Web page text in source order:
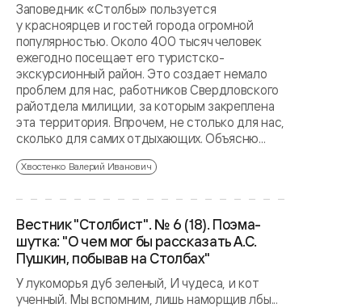
Заповедник «Столбы» пользуется
у красноярцев и гостей города огромной
популярностью. Около 400 тысяч человек
ежегодно посещает его туристско-
экскурсионный район. Это создает немало
проблем для нас, работников Свердловского
райотдела милиции, за которым закреплена
эта территория. Впрочем, не столько для нас,
сколько для самих отдыхающих. Объясню...
Хвостенко Валерий Иванович
Вестник "Столбист". № 6 (18). Поэма-
шутка: "О чем мог бы рассказать А.С.
Пушкин, побывав на Столбах"
У лукоморья дуб зеленый, И чудеса, и кот
ученный. Мы вспомним, лишь наморщив лбы...